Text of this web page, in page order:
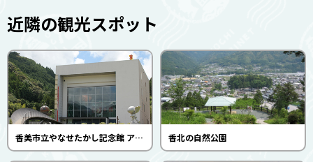
近隣の観光スポット
香美市立やなせたかし記念館 アンパンマンミュージアム 香北の自然公園